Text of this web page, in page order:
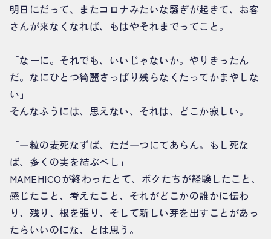
明日にだって、またコロナみたいな騒ぎが起きて、お客
さんが来なくなれば、もはやそれまでってこと。
「なーに。それでも、いいじゃないか。やりきったん
だ。なにひとつ綺麗さっぱり残らなくたってかまやしな
い」
そんなふうには、思えない、それは、どこか寂しい。
「一粒の麦死なずば、ただ一つにてあらん。もし死な
ば、多くの実を結ぶべし」
MAMEHICOが終わったとて、ボクたちが経験したこと、
感じたこと、考えたこと、それがどこかの誰かに伝わ
り、残り、根を張り、そして新しい芽を出すことがあっ
たらいいのにな、とは思う。